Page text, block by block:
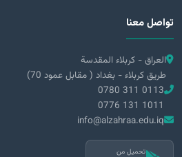
تواصل معنا
العراق - كربلاء المقدسة
طريق كربلاء - بغداد ( مقابل عمود 70)
0780 311 0113
0776 131 1011
info@alzahraa.edu.iq
تحميل من